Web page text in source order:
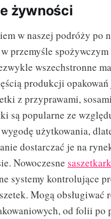
żywności
w naszej podróży po
przemyśle spożywczym
wszechstronne
produkcji
z przyprawami,
są popularne ze
użytkowania,
dostarczać je na
Nowoczesne
systemy kontrolujące
Mogą obsługiwać
od folii po